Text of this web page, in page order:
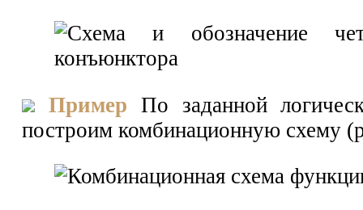
Пример По заданной
построим комбинационную схему